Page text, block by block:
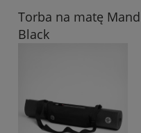
Torba na matę
Black